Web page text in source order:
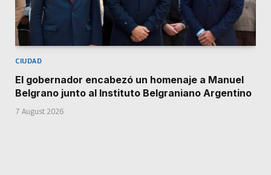
CIUDAD
El gobernador encabezó un homenaje a Manuel
Belgrano junto al Instituto Belgraniano Argentino
7 August 2026